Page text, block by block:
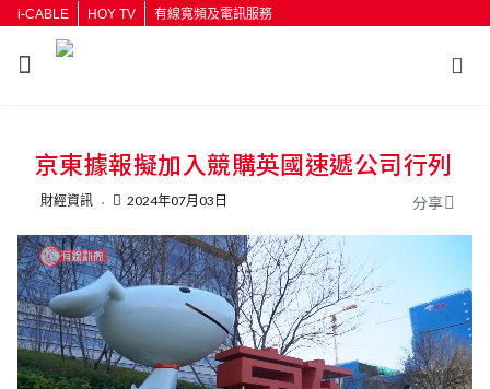
i-CABLE HOY TV 有線寬頻及電訊服務
按輸入鍵開始搜尋
京東據報擬加入競購英國速遞公司行列
財經資訊 2024年07月03日 分享